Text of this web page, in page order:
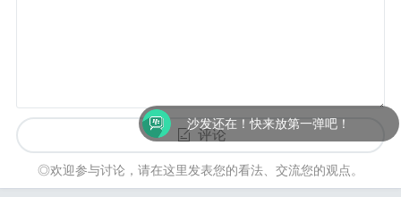
评论
◎欢迎参与讨论，请在这里发表您的看法、交流您的观点。
沙发还在！快来放第一弹吧！